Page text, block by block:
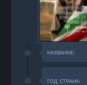
НАЗВАНИЕ:
ГОД, СТРАНА: